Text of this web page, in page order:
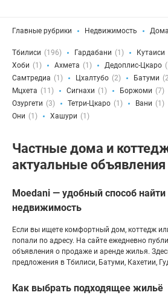
Главные рубрики Недвижимость
Тбилиси (196) Гардабани (1) Кутаиси
Хоби (1) Ахмета (1) Дедоплис-Цкаро
Самтредиа (1) Цхалтубо (2) Батуми
Мцхета (11) Сигнахи (1) Боржоми (7)
Озургети (3) Тетри-Цкаро (1) Вани (1)
Они (1) Хашури (1)
Частные дома и
актуальные объявления
Moedani — удобный способ найти
недвижимость
Если вы ищете комфортный дом, коттедж
попали по адресу. На сайте ежедневно
объявления о продаже и аренде жилья.
предложения в Тбилиси, Батуми, Кахетии,
Как выбрать подходящее жильё